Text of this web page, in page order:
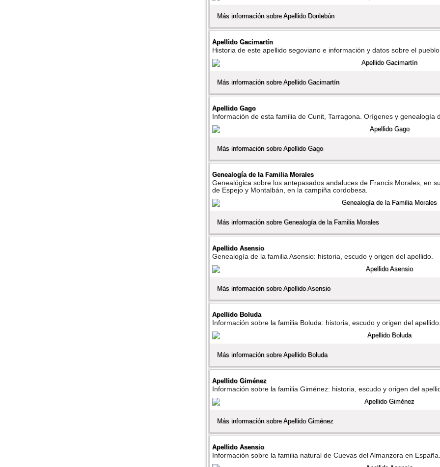
Más información sobre Apellido Donlebún
Apellido Gacimartí­n
Historia de este apellido segoviano e información y datos sobre el
Más información sobre Apellido Gacimartí­n
Apellido Gago
Información de esta familia de Cunit, Tarragona. Orí­genes y genealogí­a
Más información sobre Apellido Gago
Genealogí­a de la Familia Morales
Genealógica sobre los antepasados andaluces de Francis Morales, en
de Espejo y Montalbán, en la campiña cordobesa.
Más información sobre Genealogí­a de la Familia Morales
Apellido Asensio
Genealogí­a de la familia Asensio: historia, escudo y origen del apellido.
Más información sobre Apellido Asensio
Apellido Boluda
Información sobre la familia Boluda: historia, escudo y origen del apellido.
Más información sobre Apellido Boluda
Apellido Giménez
Información sobre la familia Giménez: historia, escudo y origen del
Más información sobre Apellido Giménez
Apellido Asensio
Información sobre la familia natural de Cuevas del Almanzora en España.